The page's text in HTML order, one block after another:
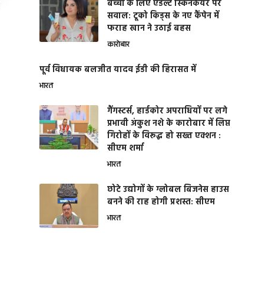
बच्चों के लिए एडल्ट स्किनकेयर पर
सवाल: टूको किड्स के नए कैंपेन में
फराह खान ने उठाई बहस
कारोबार
पूर्व विधायक बलजीत यादव ईडी की हिरासत में
भारत
गैंगस्टर्स, हार्डकोर अपराधियों पर लगे
प्रभावी अंकुश नशे के कारोबार में लिप्त
गिरोहों के विरूद्ध हो सख्त एक्शन :
सीएम शर्मा
भारत
छोटे उद्योगों के ग्लोबल बिजनेस हाउस
बनने की राह होगी प्रशस्त: सीएम
भारत